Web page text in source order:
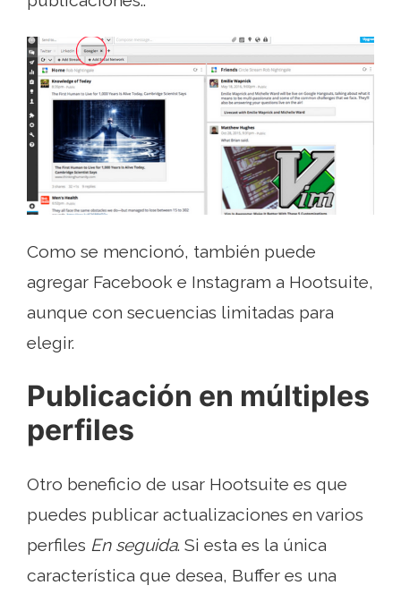
Como se mencionó, también puede
agregar Facebook e Instagram a Hootsuite,
aunque con secuencias limitadas para
elegir.
Publicación en múltiples
perfiles
Otro beneficio de usar Hootsuite es que
puedes publicar actualizaciones en varios
perfiles En seguida. Si esta es la única
característica que desea, Buffer es una